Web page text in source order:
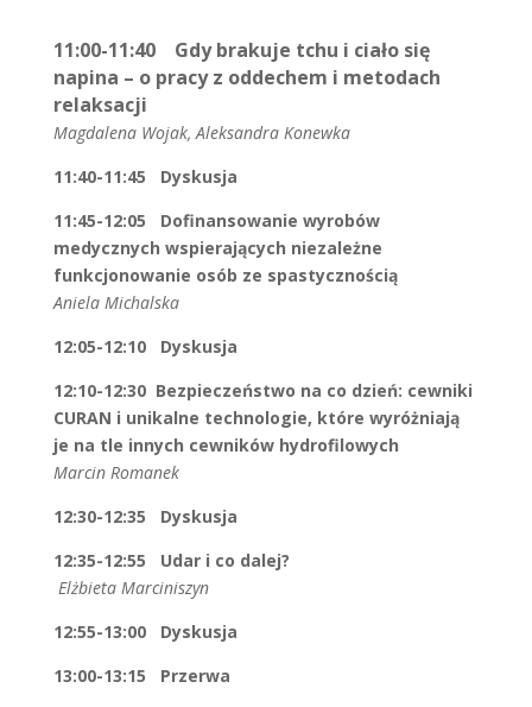
11:00-11:40
Gdy brakuje tchu i ciało się
napina – o pracy z oddechem i metodach
relaksacji
Magdalena Wojak, Aleksandra Konewka
11:40-11:45 Dyskusja
11:45-12:05 Dofinansowanie wyrobów
medycznych wspierających niezależne
funkcjonowanie osób ze spastycznością
Aniela Michalska
12:05-12:10 Dyskusja
12:10-12:30 Bezpieczeństwo na co dzień: cewniki
CURAN i unikalne technologie, które wyróżniają
je na tle innych cewników hydrofilowych
Marcin Romanek
12:30-12:35 Dyskusja
12:35-12:55
Udar i co dalej?
Elżbieta Marciniszyn
12:55-13:00 Dyskusja
13:00-13:15 Przerwa